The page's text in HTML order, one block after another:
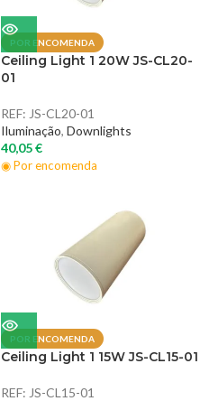
POR ENCOMENDA
Ceiling Light 1 20W JS-CL20-
01
REF: JS-CL20-01
Iluminação, Downlights
40,05€
◉ Por encomenda
POR ENCOMENDA
Ceiling Light 1 15W JS-CL15-01
REF: JS-CL15-01